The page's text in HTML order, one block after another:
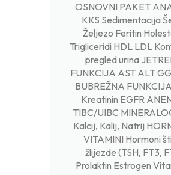
OSNOVNI PAKET
KKS Sedimentacija
Željezo Feritin
Trigliceridi HDL LDL
pregled urina
FUNKCIJA AST ALT
BUBREŽNA
Kreatinin EGFR
TIBC/UIBC
Kalcij, Kalij, Natrij
VITAMINI Hormoni
žlijezde (TSH, FT3,
Prolaktin Estrogen